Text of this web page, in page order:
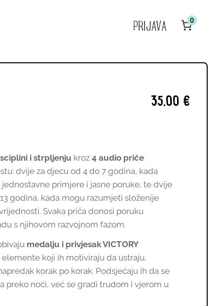
PRIJAVA
0
35,00 €
i strpljenju kroz 4 audio priče
dvije za djecu od 4 do 7 godina, kada
primjere i jasne poruke, te dvije
godina, kada mogu razumjeti složenije
Svaka priča donosi poruku
s njihovom razvojnom fazom.
medalju i privjesak VICTORY
elemente koji ih motiviraju da ustraju,
korak po korak. Podsjećaju ih da se
preko noći, već se gradi trudom i vjerom u